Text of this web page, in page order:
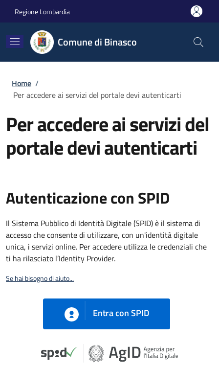
Regione Lombardia
Comune di Binasco
Briciole di pane
Home /
Per accedere ai servizi del portale devi autenticarti
Per accedere ai servizi del
portale devi autenticarti
Autenticazione con SPID
Il Sistema Pubblico di Identità Digitale (SPID) è il sistema di
accesso che consente di utilizzare, con un'identità digitale
unica, i servizi online. Per accedere utilizza le credenziali che
ti ha rilasciato l’Identity Provider.
Se hai bisogno di aiuto...
Entra con SPID